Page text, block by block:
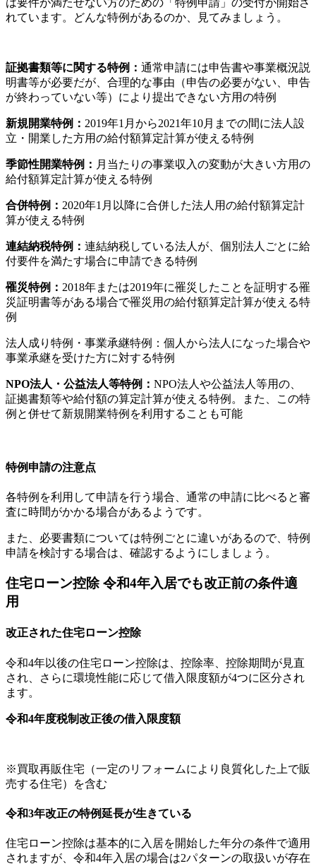
れています。どんな特例があるのか、見てみましょう。
証拠書類等に関する特例： 通常申請には申告書や事業概況説
明書等が必要だが、合理的な事由（申告の必要がない、申告
が終わっていない等）により提出できない方用の特例
新規開業特例： 2019年1月から2021年10月までの間に法人設
立・開業した方用の給付額算定計算が使える特例
季節性開業特例： 月当たりの事業収入の変動が大きい方用の
給付額算定計算が使える特例
合併特例： 2020年1月以降に合併した法人用の給付額算定計
算が使える特例
連結納税特例： 連結納税している法人が、個別法人ごとに給
付要件を満たす場合に申請できる特例
罹災特例： 2018年または2019年に罹災したことを証明する罹
災証明書等がある場合で罹災用の給付額算定計算が使える特
例
法人成り特例・事業承継特例：個人から法人になった場合や
事業承継を受けた方に対する特例
NPO法人・公益法人等特例： NPO法人や公益法人等用の、
証拠書類等や給付額の算定計算が使える特例。また、この特
例と併せて新規開業特例を利用することも可能
特例申請の注意点
各特例を利用して申請を行う場合、通常の申請に比べると審
査に時間がかかる場合があるようです。
また、必要書類については特例ごとに違いがあるので、特例
申請を検討する場合は、確認するようにしましょう。
住宅ローン控除 令和4年入居でも改正前の条件適
用
改正された住宅ローン控除
令和4年以後の住宅ローン控除は、控除率、控除期間が見直
され、さらに環境性能に応じて借入限度額が4つに区分され
ます。
令和4年度税制改正後の借入限度額
※買取再販住宅（一定のリフォームにより良質化した上で販
売する住宅）を含む
令和3年改正の特例延長が生きている
住宅ローン控除は基本的に入居を開始した年分の条件で適用
されますが、令和4年入居の場合は2パターンの取扱いが存在